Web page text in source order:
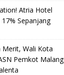
Atria Hotel
Sepanjang
Merit, Wali Kota
Pemkot Malang